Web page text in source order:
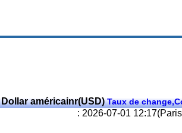
Dollar américainr(USD)Taux de
: 2026-07-01